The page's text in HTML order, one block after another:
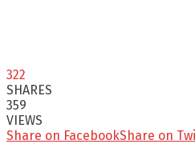
322
SHARES
359
VIEWS
Share on FacebookShare on